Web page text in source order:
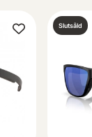
Slutsåld